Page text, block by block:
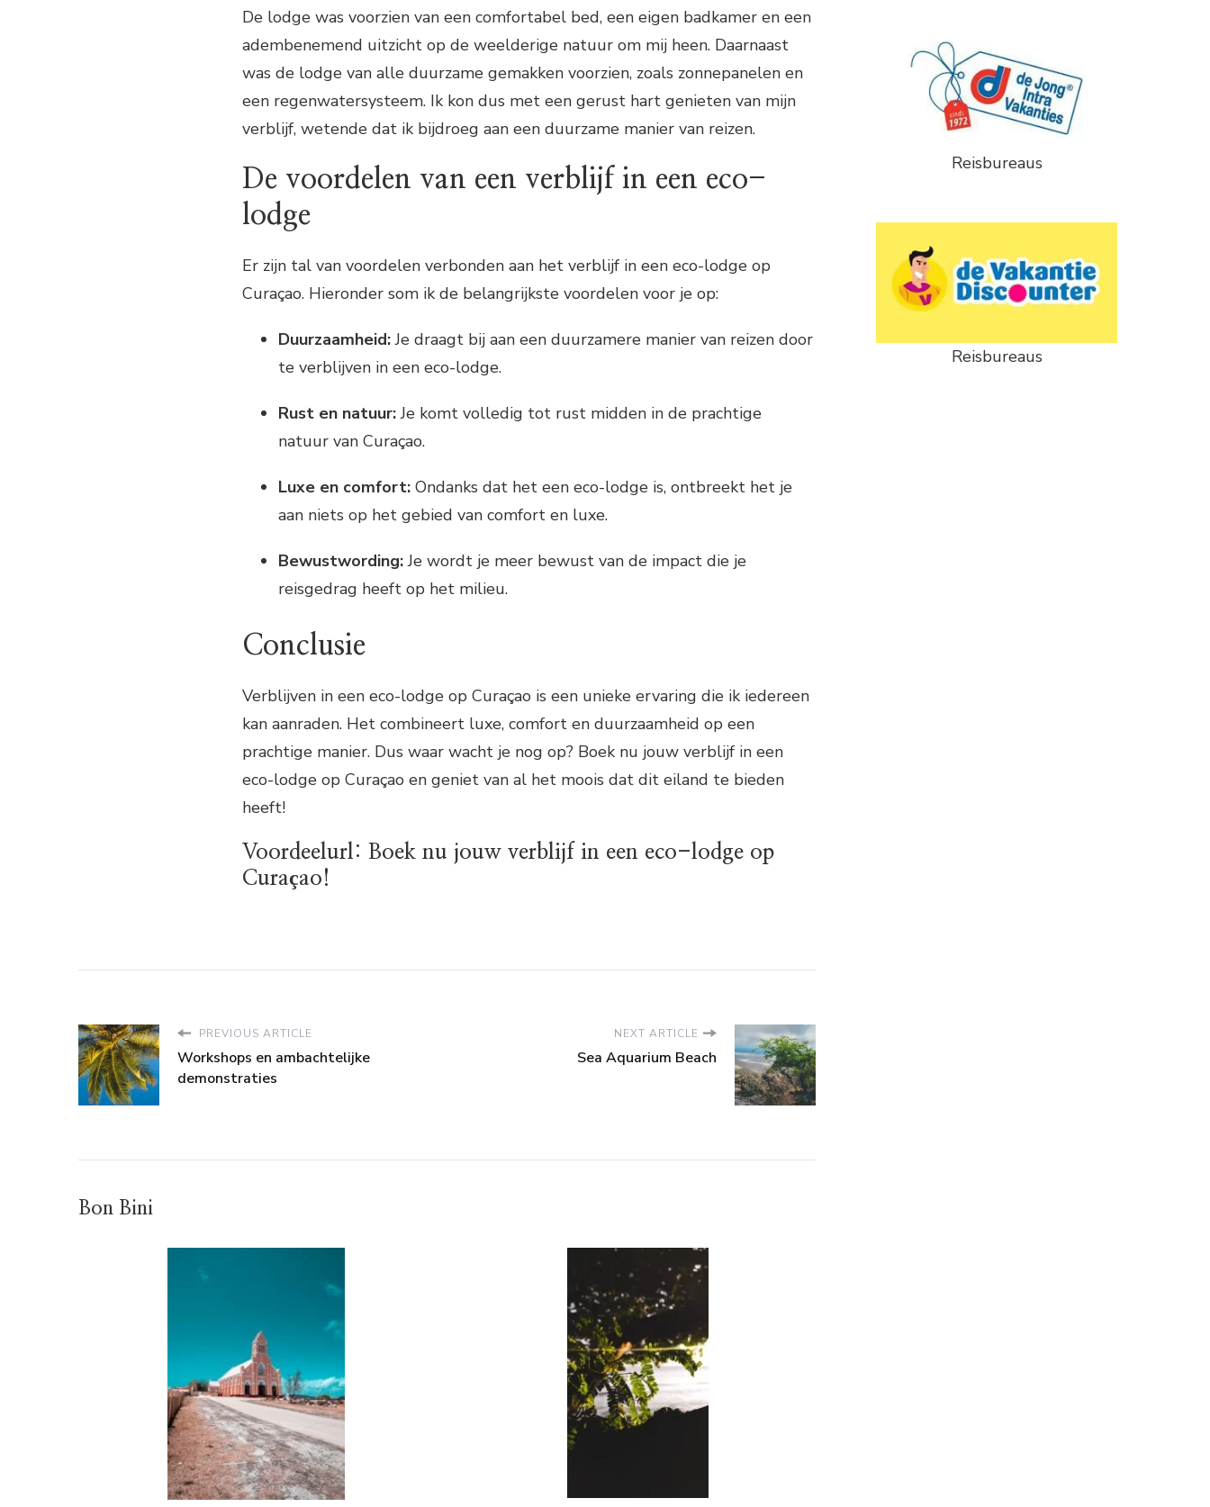
De lodge was voorzien van een comfortabel bed, een eigen badkamer en een
adembenemend uitzicht op de weelderige natuur om mij heen. Daarnaast
was de lodge van alle duurzame gemakken voorzien, zoals zonnepanelen en
een regenwatersysteem. Ik kon dus met een gerust hart genieten van mijn
verblijf, wetende dat ik bijdroeg aan een duurzame manier van reizen.
De voordelen van een verblijf in een eco-
lodge
Er zijn tal van voordelen verbonden aan het verblijf in een eco-lodge op
Curaçao. Hieronder som ik de belangrijkste voordelen voor je op:
Duurzaamheid:Je draagt bij aan een duurzamere manier van reizen door
te verblijven in een eco-lodge.
Rust en natuur:Je komt volledig tot rust midden in de prachtige
natuur van Curaçao.
Luxe en comfort: Ondanks dat het een eco-lodge is, ontbreekt het je
aan niets op het gebied van comfort en luxe.
Bewustwording:Je wordt je meer bewust van de impact die je
reisgedrag heeft op het milieu.
Conclusie
Verblijven in een eco-lodge op Curaçao is een unieke ervaring die ik iedereen
kan aanraden. Het combineert luxe, comfort en duurzaamheid op een
prachtige manier. Dus waar wacht je nog op? Boek nu jouw verblijf in een
eco-lodge op Curaçao en geniet van al het moois dat dit eiland te bieden
heeft!
Voordeelurl: Boek nu jouw verblijf in een eco-lodge op
Curaçao!
PREVIOUS ARTICLE
Workshops en ambachtelijke
demonstraties
NEXT ARTICLE
Sea Aquarium Beach
Bon Bini
Reisbureaus
Reisbureaus